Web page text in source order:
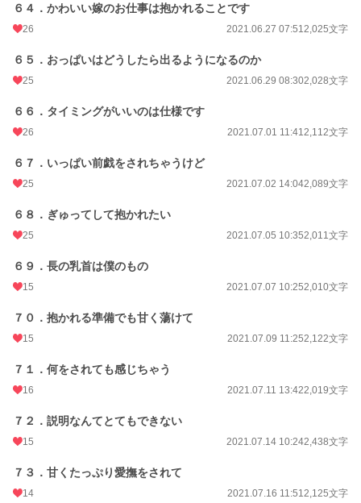
６４．かわいい嫁のお仕事は抱かれることです
26 2021.06.27 07:512,025文字
６５．おっぱいはどうしたら出るようになるのか
25 2021.06.29 08:302,028文字
６６．タイミングがいいのは仕様です
26 2021.07.01 11:412,112文字
６７．いっぱい前戯をされちゃうけど
25 2021.07.02 14:042,089文字
６８．ぎゅってして抱かれたい
25 2021.07.05 10:352,011文字
６９．長の乳首は僕のもの
15 2021.07.07 10:252,010文字
７０．抱かれる準備でも甘く蕩けて
15 2021.07.09 11:252,122文字
７１．何をされても感じちゃう
16 2021.07.11 13:422,019文字
７２．説明なんてとてもできない
15 2021.07.14 10:242,438文字
７３．甘くたっぷり愛撫をされて
14 2021.07.16 11:512,125文字